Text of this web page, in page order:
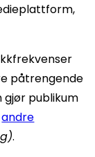
påtrengende
gjør publikum
andre
.